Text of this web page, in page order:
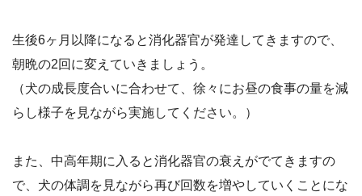
生後6ヶ月以降になると消化器官が発達してきますので、
朝晩の2回に変えていきましょう。
（犬の成長度合いに合わせて、徐々にお昼の食事の量を減
らし様子を見ながら実施してください。）
また、中高年期に入ると消化器官の衰えがでてきますの
で、犬の体調を見ながら再び回数を増やしていくことにな